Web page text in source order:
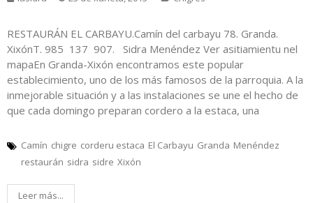
RESTAURÁN EL CARBAYU.Camín del carbayu 78. Granda.
XixónT. 985 137 907. Sidra Menéndez Ver asitiamientu nel
mapaEn Granda-Xixón encontramos este popular
establecimiento, uno de los más famosos de la parroquia. A la
inmejorable situación y a las instalaciones se une el hecho de
que cada domingo preparan cordero a la estaca, una
Camín chigre corderu estaca El Carbayu Granda Menéndez
restaurán sidra sidre Xixón
Leer más...